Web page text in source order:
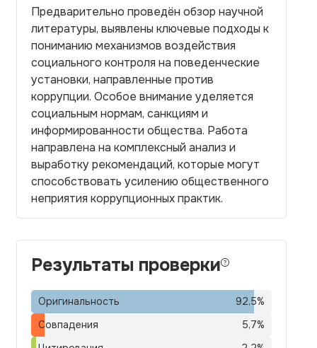
Предварительно проведён обзор научной
литературы, выявлены ключевые подходы к
пониманию механизмов воздействия
социального контроля на поведенческие
установки, направленные против
коррупции. Особое внимание уделяется
социальным нормам, санкциям и
информированности общества. Работа
направлена на комплексный анализ и
выработку рекомендаций, которые могут
способствовать усилению общественного
неприятия коррупционных практик.
Результаты проверки
Оригинальность 92,5%
Совпадения
5,7%